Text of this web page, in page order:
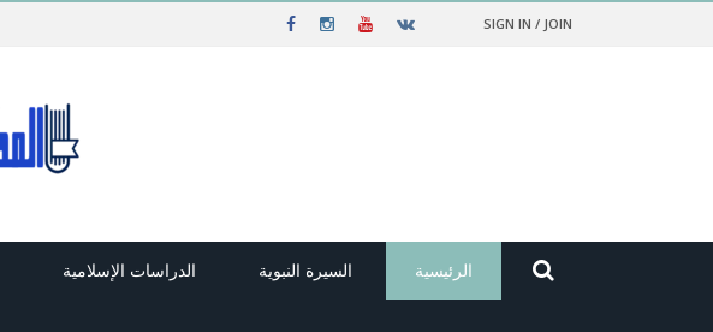
SIGN IN / JOIN
الرئيسية السيرة النبوية الدراسات الإسلامية